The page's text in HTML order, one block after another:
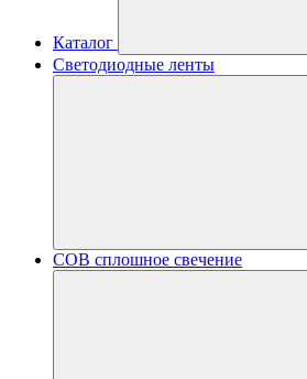
Каталог
Светодиодные ленты
COB сплошное свечение